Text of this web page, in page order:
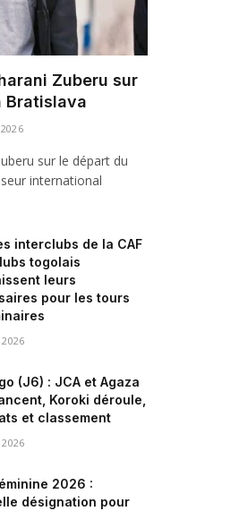
Zuberu sur
Bratislava
sur le départ du
international
interclubs de la CAF
togolais
leurs
pour les tours
(J6) : JCA et Agaza
Koroki déroule,
et classement
2026 :
désignation pour